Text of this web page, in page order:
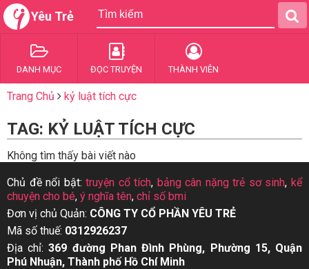
Yêu Trẻ
DANH MỤC ĐỌC TRUYỆN THÀNH VIÊN
Trang Chủ kỷ luật tích cực
TAG: KỶ LUẬT TÍCH CỰC
Không tìm thấy bài viết nào
Chủ đề nổi bật:truyện cổ tích, bảng cân nặng trẻ sơ sinh,kể
chuyện cho bé, ý nghĩa tên, chỉ số bmi
Đơn vị chủ Quản: CÔNG TY CỔ PHẦN YÊU TRẺ
Mã số thuế: 0312926237
Địa chỉ:369 đường Phan Đình Phùng, Phường 15, Quận
Phú Nhuận, Thành phố Hồ Chí Minh